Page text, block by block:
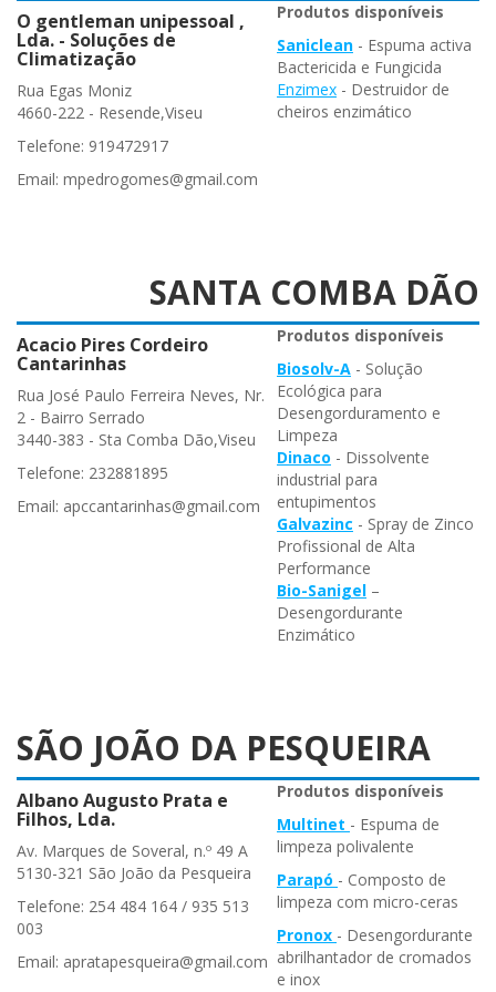
O gentleman unipessoal ,
Lda. - Soluções de
Climatização
Rua Egas Moniz
4660-222 - Resende,Viseu
Telefone: 919472917
Email: mpedrogomes@gmail.com
Produtos disponíveis
Saniclean - Espuma activa
Bactericida e Fungicida
Enzimex - Destruidor de
cheiros enzimático
SANTA COMBA DÃO
Acacio Pires Cordeiro
Cantarinhas
Rua José Paulo Ferreira Neves, Nr.
2 - Bairro Serrado
3440-383 - Sta Comba Dão,Viseu
Telefone: 232881895
Email: apccantarinhas@gmail.com
Produtos disponíveis
Biosolv-A - Solução
Ecológica para
Desengorduramento e
Limpeza
Dinaco - Dissolvente
industrial para
entupimentos
Galvazinc - Spray de Zinco
Profissional de Alta
Performance
Bio-Sanigel –
Desengordurante
Enzimático
SÃO JOÃO DA PESQUEIRA
Albano Augusto Prata e
Filhos, Lda.
Av. Marques de Soveral, n.º 49 A
5130-321 São João da Pesqueira
Telefone: 254 484 164 / 935 513
003
Email: apratapesqueira@gmail.com
Produtos disponíveis
Multinet - Espuma de
limpeza polivalente
Parapó - Composto de
limpeza com micro-ceras
Pronox - Desengordurante
abrilhantador de cromados
e inox